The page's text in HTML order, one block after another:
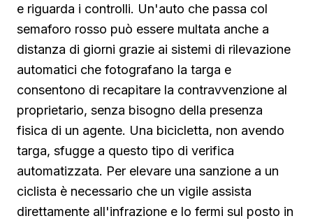
e riguarda i controlli. Un'auto che passa col
semaforo rosso può essere multata anche a
distanza di giorni grazie ai sistemi di rilevazione
automatici che fotografano la targa e
consentono di recapitare la contravvenzione al
proprietario, senza bisogno della presenza
fisica di un agente. Una bicicletta, non avendo
targa, sfugge a questo tipo di verifica
automatizzata. Per elevare una sanzione a un
ciclista è necessario che un vigile assista
direttamente all'infrazione e lo fermi sul posto in